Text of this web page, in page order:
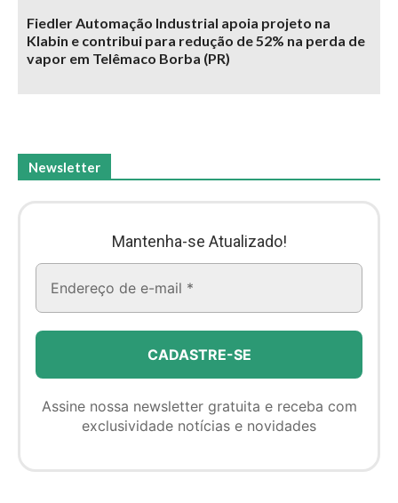
Fiedler Automação Industrial apoia projeto na
Klabin e contribui para redução de 52% na perda de
vapor em Telêmaco Borba (PR)
Newsletter
Mantenha-se Atualizado!
Assine nossa newsletter gratuita e receba com
exclusividade notícias e novidades